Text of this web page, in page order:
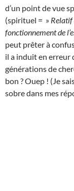
d’un point de vue
(spirituel = » Relatif
fonctionnement de
peut prêter à
il a induit en erreur
générations de
bon ? Ouep ! (Je
sobre dans mes